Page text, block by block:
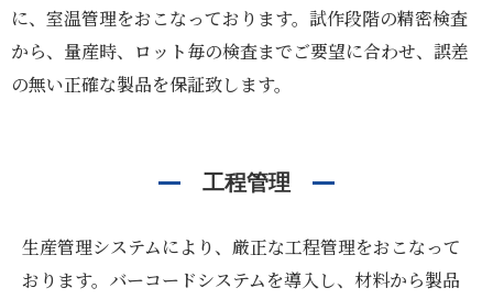
に、室温管理をおこなっております。試作段階の精密検査
から、量産時、ロット毎の検査までご要望に合わせ、誤差
の無い正確な製品を保証致します。
工程管理
生産管理システムにより、厳正な工程管理をおこなって
おります。バーコードシステムを導入し、材料から製品